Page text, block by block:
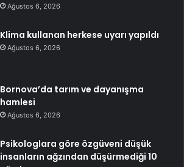
Ağustos 6, 2026
Klima kullanan herkese uyarı yapıldı
Ağustos 6, 2026
Bornova’da tarım ve dayanışma
hamlesi
Ağustos 6, 2026
Psikologlara göre özgüveni düşük
insanların ağzından düşürmediği 10